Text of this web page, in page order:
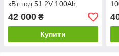
кВт·год 51.2V 100Ah,
LiFePO₄, Smart BMS,
100A)
42 000 ₴
Купити